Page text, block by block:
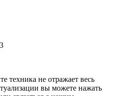
техника не отражает весь
вы можете нажать